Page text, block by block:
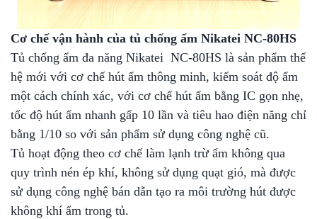
Cơ chế vận hành của tủ chống ẩm Nikatei NC-80HS
Tủ chống ẩm đa năng Nikatei NC-80HS là sản phẩm thế
hệ mới với cơ chế hút ẩm thông minh, kiểm soát độ ẩm
một cách chính xác, với cơ chế hút ẩm bằng IC gọn nhẹ,
tốc độ hút ẩm nhanh gấp 10 lần và tiêu hao điện năng chỉ
bằng 1/10 so với sản phẩm sử dụng công nghệ cũ.
Tủ hoạt động theo cơ chế làm lạnh trừ ẩm không qua
quy trình nén ép khí, không sử dụng quạt gió, mà được
sử dụng công nghệ bán dẫn tạo ra môi trường hút được
không khí ẩm trong tủ.